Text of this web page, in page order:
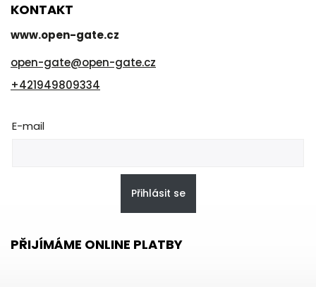
KONTAKT
www.open-gate.cz
open-gate@open-gate.cz
+421949809334
E-mail
Přihlásit se
PŘIJÍMÁME ONLINE PLATBY